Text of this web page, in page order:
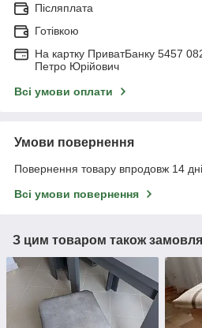
Післяплата
Готівкою
На картку ПриватБанку 5457
Петро Юрійович
Всі умови оплати
Умови повернення
Повернення товару впродовж 14
Всі умови повернення
З цим товаром також